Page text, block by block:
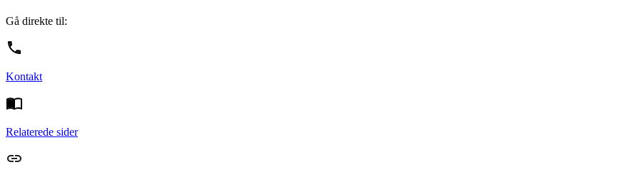
Gå direkte til:
Kontakt
Relaterede sider